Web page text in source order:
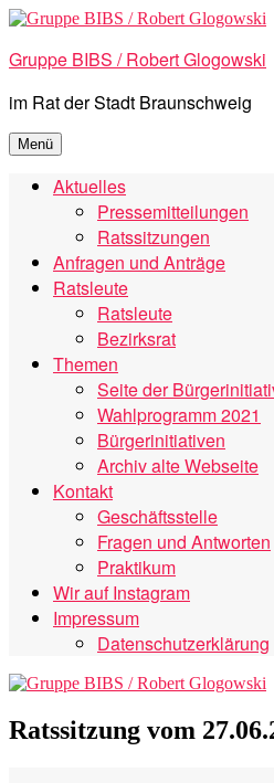
Zum
springen
Gruppe BIBS / Robert Glogowski
im Rat der Stadt Braunschweig
Menü
Aktuelles
Pressemitteilungen
Ratssitzungen
Anfragen und Anträge
Ratsleute
Ratsleute
Bezirksrat
Themen
Seite der
Wahlprogramm 2021
Bürgerinitiativen
Archiv alte Webseite
Kontakt
Geschäftsstelle
Fragen und Antworten
Praktikum
Wir auf Instagram
Impressum
Datenschutzerklärung
Ratssitzung vom